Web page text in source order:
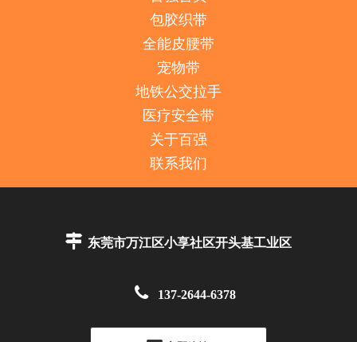
包胶织带
全能皮腰带
宠物带
地铁公交拉手
医疗安全带
关于百强
联系我们
 东莞市万江区小享社区开头基工业区
 137-2644-6378